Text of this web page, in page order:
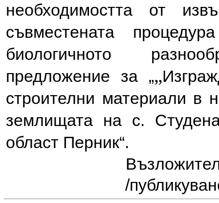
необходимостта от
съвместената
биологичното
предложение за „„
строителни материали в
землищата на с.
област Перник“.
/